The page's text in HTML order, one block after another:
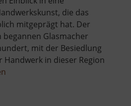
die das
mitgeprägt hat. Der
Glasmacher
mit der Besiedlung
Handwerk in dieser Region